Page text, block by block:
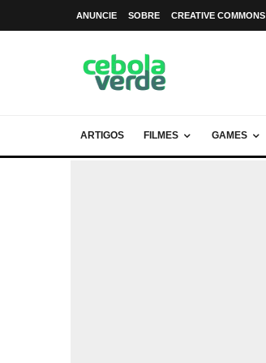
ANUNCIE SOBRE CREATIVE COMMONS
ARTIGOS FILMES GAMES